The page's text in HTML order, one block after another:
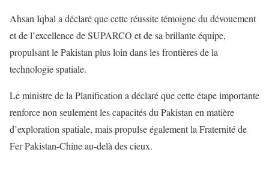
Ahsan Iqbal a déclaré que cette réussite témoigne du dévouement
et de l’excellence de SUPARCO et de sa brillante équipe,
propulsant le Pakistan plus loin dans les frontières de la
technologie spatiale.
Le ministre de la Planification a déclaré que cette étape importante
renforce non seulement les capacités du Pakistan en matière
d’exploration spatiale, mais propulse également la Fraternité de
Fer Pakistan-Chine au-delà des cieux.